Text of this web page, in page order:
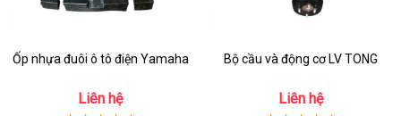
Ốp nhựa đuôi ô tô điện Yamaha
Liên hệ
Bộ cầu và động cơ LV TONG
Liên hệ